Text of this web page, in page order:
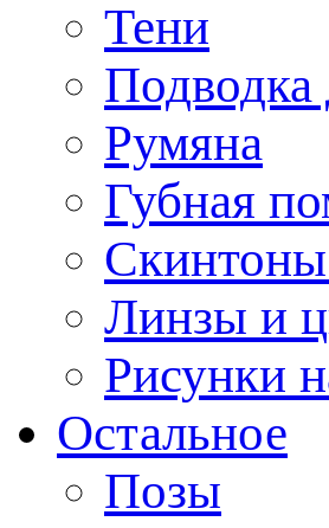
Тени
Подводка
Румяна
Губная
Линзы и
Рисунки
Остальное
Позы